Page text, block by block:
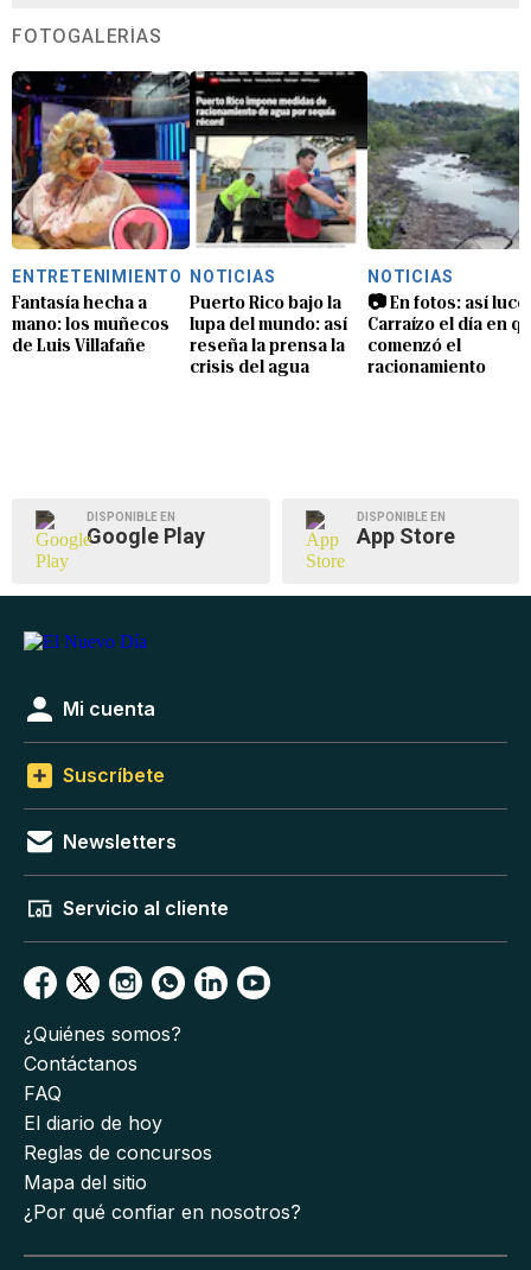
FOTOGALERÍAS
ENTRETENIMIENTO
Fantasía hecha a
mano: los muñecos
de Luis Villafañe
NOTICIAS
Puerto Rico bajo la
lupa del mundo: así
reseña la prensa la
crisis del agua
NOTICIAS
📷 En fotos: así luce
Carraízo el día en
comenzó el
racionamiento
DISPONIBLE EN
Google Play
DISPONIBLE EN
App Store
Mi cuenta
Suscríbete
Newsletters
Servicio al cliente
¿Quiénes somos?
Contáctanos
FAQ
El diario de hoy
Reglas de concursos
Mapa del sitio
¿Por qué confiar en nosotros?